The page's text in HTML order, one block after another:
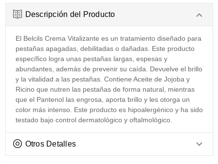
Descripción del Producto
El Belcils Crema Vitalizante es un tratamiento diseñado para
pestañas apagadas, debilitadas o dañadas. Este producto
específico logra unas pestañas largas, espesas y
abundantes, además de prevenir su caída. Devuelve el brillo
y la vitalidad a las pestañas. Contiene Aceite de Jojoba y
Ricino que nutren las pestañas de forma natural, mientras
que el Pantenol las engrosa, aporta brillo y les otorga un
color más intenso. Este producto es hipoalergénico y ha sido
testado bajo control dermatológico y oftalmológico.
Otros Detalles